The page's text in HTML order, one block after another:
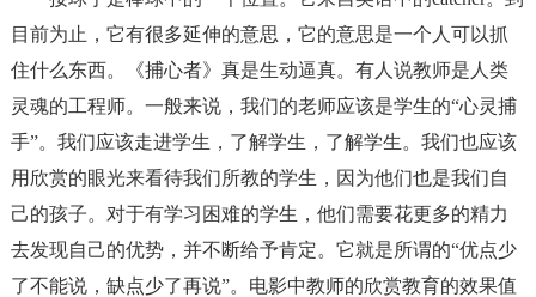
目前为止，它有很多延伸的意思，它的意思是一个人可以抓
住什么东西。《捕心者》真是生动逼真。有人说教师是人类
灵魂的工程师。一般来说，我们的老师应该是学生的“心灵捕
手”。我们应该走进学生，了解学生，了解学生。我们也应该
用欣赏的眼光来看待我们所教的学生，因为他们也是我们自
己的孩子。对于有学习困难的学生，他们需要花更多的精力
去发现自己的优势，并不断给予肯定。它就是所谓的“优点少
了不能说，缺点少了再说”。电影中教师的欣赏教育的效果值